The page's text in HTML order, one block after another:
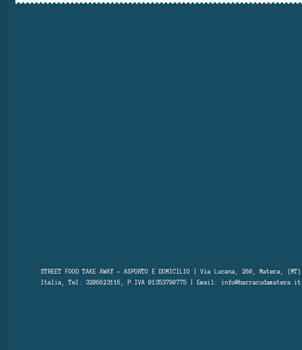
STREET FOOD TAKE AWAY – ASPORTO E DOMICILIO | Via Lucana, 260, Matera, (MT),
Italia, Tel: 3206623116, P.IVA 01353790775 | Email: info@barracudamatera.it